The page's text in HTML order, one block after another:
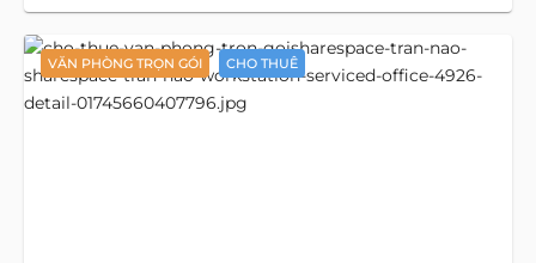
VĂN PHÒNG TRỌN GÓI CHO THUÊ